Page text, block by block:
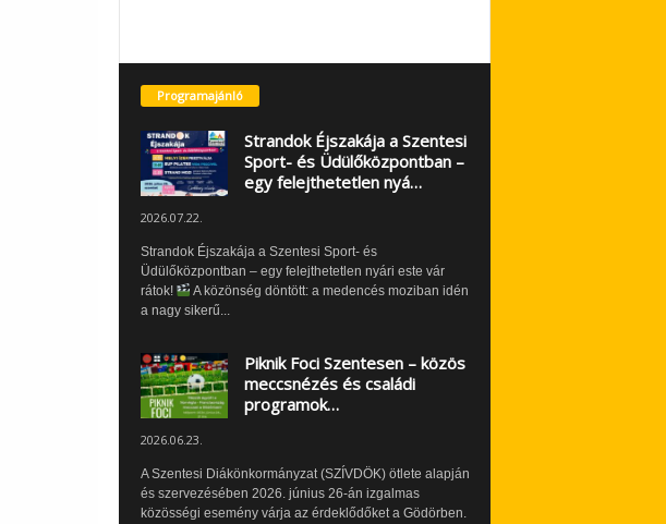
Programajánló
Strandok Éjszakája a Szentesi
Sport- és Üdülőközpontban –
egy felejthetetlen nyá…
2026.07.22.
Strandok Éjszakája a Szentesi Sport- és
Üdülőközpontban – egy felejthetetlen nyári este vár
rátok!
A közönség döntött: a medencés moziban idén
a nagy sikerű...
Piknik Foci Szentesen – közös
meccsnézés és családi
programok…
2026.06.23.
A Szentesi Diákönkormányzat (SZÍVDÖK) ötlete alapján
és szervezésében 2026. június 26-án izgalmas
közösségi esemény várja az érdeklődőket a Gödörben.